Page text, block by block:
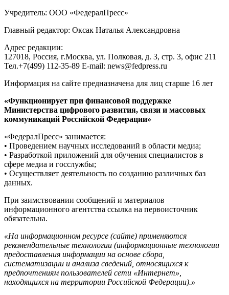
Учредитель: ООО «ФедералПресс»
Главный редактор: Оксак Наталья Александровна
Адрес редакции:
127018, Россия, г.Москва, ул. Полковая, д. 3, стр. 3, офис 211
Тел.+7(499) 112-35-89 E-mail: news@fedpress.ru
Информация на сайте предназначена для лиц старше 16 лет
«Функционирует при финансовой поддержке
Министерства цифрового развития, связи и массовых
коммуникаций Российской Федерации»
«ФедералПресс» занимается:
• Проведением научных исследований в области медиа;
• Разработкой приложений для обучения специалистов в
сфере медиа и госслужбы;
• Осуществляет деятельность по созданию различных баз
данных.
При заимствовании сообщений и материалов
информационного агентства ссылка на первоисточник
обязательна.
«На информационном ресурсе (сайте) применяются
рекомендательные технологии (информационные технологии
предоставления информации на основе сбора,
систематизации и анализа сведений, относящихся к
предпочтениям пользователей сети «Интернет»,
находящихся на территории Российской Федерации).»